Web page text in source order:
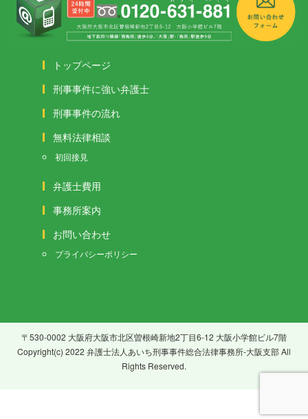
トップページ
刑事事件に強い弁護士
刑事事件の流れ
無料法律相談
初回接見
弁護士費用
事務所案内
お問い合わせ
プライバシーポリシー
〒530-0002 大阪府大阪市北区曽根崎新地2丁目6-12 大阪小学館ビル7階
Copyright(c) 2022 弁護士法人あいち刑事事件総合法律事務所-大阪支部 All
Rights Reserved.